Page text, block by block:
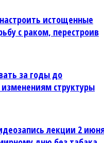
истощенные
с раком, перестроив
за годы до
структуры
лекции 2